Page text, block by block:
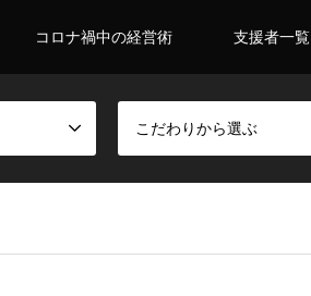
コロナ禍中の経営術 支援者一覧
こだわりから選ぶ